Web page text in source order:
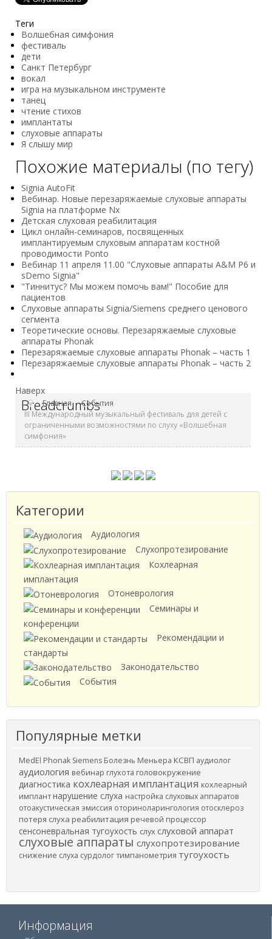
Теги
Волшебная симфония
фестиваль
дети
Санкт Петербург
вокал
игра на музыкальном инструменте
танец
чтение стихов
имплантаты
слуховые аппараты
Я слышу мир
Похожие материалы (по тегу)
Signia AutoFit
Вебинар. Новые перезаряжаемые слуховые аппараты
Signia на платформе Nx
Детская слуховая реабилитация
Цикл онлайн-семинаров, посвященных
имплантируемым слуховым аппаратам костной
проводимости Ponto
Вебинар 11 апреля 11.00 "Слуховые аппараты A&M P6 и
sDemo Signia"
"Тиннитус? Мы можем помочь вам!" Пособие для
пациентов
Слуховые аппараты Signia/Siemens среднего ценового
сегмента
Теоретические основы. Перезаряжаемые слуховые
аппараты Phonak
Перезаряжаемые слуховые аппараты Phonak – часть 1
Перезаряжаемые слуховые аппараты Phonak – часть 2
Наверх
Breadcrumbs
Главная
События
III Международный музыкальный фестиваль для детей с
ограниченными возможностями по слуху «Волшебная
симфония»
Категории
Аудиология
Слухопротезирование
Кохлеарная
имплантация
Отоневрология
Семинары и
конференции
Рекомендации и
стандарты
Законодательство
События
Популярные метки
MedEl Phonak Siemens Болезнь Меньера КСВП аудиолог
аудиология вебинар глухота головокружение
диагностика кохлеарная имплантация кохлеарный
имплантнарушение слуха настройка слуховых аппаратов
отоакустическая эмиссия оториноларингология отосклероз
потеря слуха реабилитация речевой процессор
сенсоневральная тугоухость слухслуховой аппарат
слуховые аппараты слухопротезирование
снижение слуха сурдологтимпанометрия тугоухость
Информация